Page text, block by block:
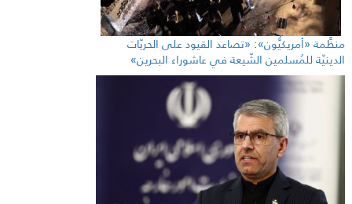
منظَّمة «أمريكيُّون»: «تصاعد القيود على الحريّات
الدينيّة للمُسلمين الشّيعة في عاشوراء البحرين»